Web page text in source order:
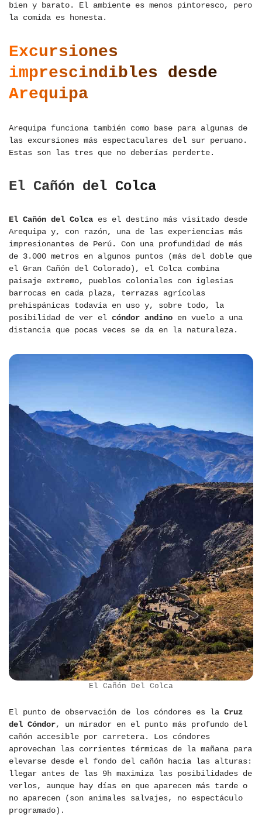
bien y barato. El ambiente es menos pintoresco, pero
la comida es honesta.
Excursiones
imprescindibles desde
Arequipa
Arequipa funciona también como base para algunas de
las excursiones más espectaculares del sur peruano.
Estas son las tres que no deberías perderte.
El Cañón del Colca
El Cañón del Colca es el destino más visitado desde
Arequipa y, con razón, una de las experiencias más
impresionantes de Perú. Con una profundidad de más
de 3.000 metros en algunos puntos (más del doble que
el Gran Cañón del Colorado), el Colca combina
paisaje extremo, pueblos coloniales con iglesias
barrocas en cada plaza, terrazas agrícolas
prehispánicas todavía en uso y, sobre todo, la
posibilidad de ver el cóndor andino en vuelo a una
distancia que pocas veces se da en la naturaleza.
El Cañón Del Colca
El punto de observación de los cóndores es la Cruz
del Cóndor, un mirador en el punto más profundo del
cañón accesible por carretera. Los cóndores
aprovechan las corrientes térmicas de la mañana para
elevarse desde el fondo del cañón hacia las alturas:
llegar antes de las 9h maximiza las posibilidades de
verlos, aunque hay días en que aparecen más tarde o
no aparecen (son animales salvajes, no espectáculo
programado).